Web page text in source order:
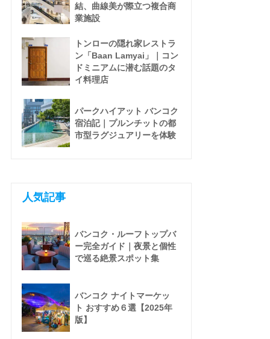
結、曲線美が際立つ複合商
業施設
トンローの隠れ家レストラ
ン「Baan Lamyai」｜コン
ドミニアムに潜む話題のタ
イ料理店
パークハイアット バンコク
宿泊記｜プルンチットの都
市型ラグジュアリーを体験
人気記事
バンコク・ルーフトップバ
ー完全ガイド｜夜景と個性
で巡る絶景スポット集
バンコク ナイトマーケッ
ト おすすめ６選【2025年
版】